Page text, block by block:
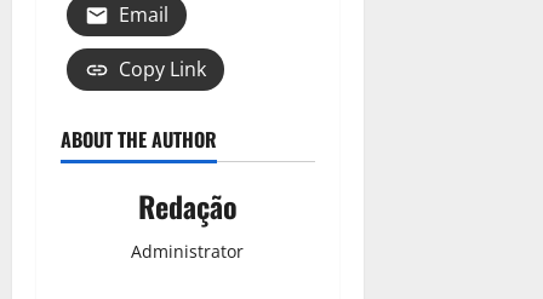
Email
Copy Link
ABOUT THE AUTHOR
Redação
Administrator